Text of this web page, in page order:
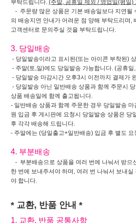
부탁드립니다. (주말, 공휴일 제외 / 영업일(평일)
- 주문량 많은 상품은 기본 배송일보다 지연될
의 배송지연 안내가 어려운 점 양해 부탁드리며,
고객센터로 문의주실 것을 부탁드립니다.
3. 당일배송
- 당일발송이라고 표시된(또는 아이콘 부착된)
- 주말(토,일)에도 당일발송 가능합니다. (공휴
- 당일발송 마감시간 오후3시 이전까지 결제가
- 당일발송 아닌 일반배송 상품과 함께 주문시
상품 배송일에 함께 출고됩니다.
- 일반배송 상품과 함께 주문한 경우 당일발송
원 입금 후 게시판에 요청시 당일발송 상품은 당
후 각각 배송해 드립니다.
- 주말에는 (당일출고+일반배송) 입금 후 별도
4. 부분배송
- 부분배송으로 상품을 여러 번에 나눠서 받으
한 번에 보내주셔야 하며, 여러 번 나눠서 보내
야 합니다.
* 교환, 반품 안내 *
1. 교환, 반품 공통사항